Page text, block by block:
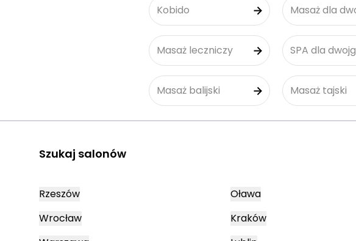
Kobido Masaż dla
Masaż leczniczy SPA dla
Masaż balijski Masaż tajski
Szukaj salonów
Rzeszów
Wrocław
Oława
Kraków